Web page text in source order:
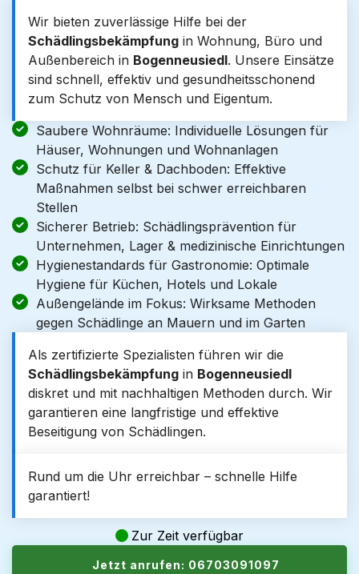
Wir bieten zuverlässige Hilfe bei der
Schädlingsbekämpfung in Wohnung, Büro und
Außenbereich in Bogenneusiedl. Unsere Einsätze
sind schnell, effektiv und gesundheitsschonend
zum Schutz von Mensch und Eigentum.
Saubere Wohnräume: Individuelle Lösungen für
Häuser, Wohnungen und Wohnanlagen
Schutz für Keller & Dachboden: Effektive
Maßnahmen selbst bei schwer erreichbaren
Stellen
Sicherer Betrieb: Schädlingsprävention für
Unternehmen, Lager & medizinische Einrichtungen
Hygienestandards für Gastronomie: Optimale
Hygiene für Küchen, Hotels und Lokale
Außengelände im Fokus: Wirksame Methoden
gegen Schädlinge an Mauern und im Garten
Als zertifizierte Spezialisten führen wir die
Schädlingsbekämpfung in Bogenneusiedl
diskret und mit nachhaltigen Methoden durch. Wir
garantieren eine langfristige und effektive
Beseitigung von Schädlingen.
Rund um die Uhr erreichbar – schnelle Hilfe
garantiert!
Zur Zeit verfügbar
Jetzt anrufen: 06703091097